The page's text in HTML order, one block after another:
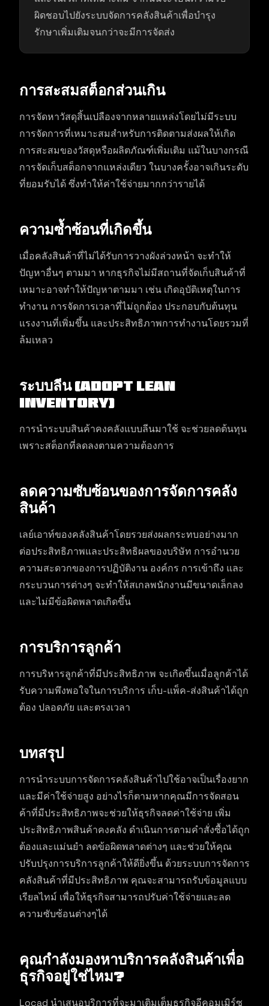
ผิดชอบไปยังระบบจัดการคลังสินค้าเพื่อบำรุง
รักษาเพิ่มเติมจนกว่าจะมีการจัดส่ง
การสะสมสต็อกส่วนเกิน
การจัดหาวัสดุสิ้นเปลืองจากหลายแหล่งโดยไม่มีระบบ
การจัดการที่เหมาะสมสำหรับการติดตามส่งผลให้เกิด
การสะสมของวัสดุหรือผลิตภัณฑ์เพิ่มเติม แม้ในบางกรณี
การจัดเก็บสต็อกจากแหล่งเดียว ในบางครั้งอาจเกินระดับ
ที่ยอมรับได้ ซึ่งทำให้ค่าใช้จ่ายมากกว่ารายได้
ความซ้ำซ้อนที่เกิดขึ้น​
เมื่อคลังสินค้าที่ไม่ได้รับการวางผังล่วงหน้า จะทำให้
ปัญหาอื่นๆ ตามมา หากธุรกิจไม่มีสถานที่จัดเก็บสินค้าที่
เหมาะอาจทำให้ปัญหาตามมา เช่น เกิดอุบัติเหตุในการ
ทำงาน การจัดการเวลาที่ไม่ถูกต้อง ประกอบกับต้นทุน
แรงงานที่เพิ่มขึ้น และประสิทธิภาพการทำงานโดยรวมที่
ล้มเหลว
ระบบลีน (Adopt Lean
Inventory)
การนำระบบสินค้าคงคลังแบบลีนมาใช้ จะช่วยลดต้นทุน
เพราะสต็อกที่ลดลงตามความต้องการ
ลดความซับซ้อนของการจัดการคลัง
สินค้า
เลย์เอาท์ของคลังสินค้าโดยรวยส่งผลกระทบอย่างมาก
ต่อประสิทธิภาพและประสิทธิผลของบริษัท การอำนวย
ความสะดวกของการปฏิบัติงาน องค์กร การเข้าถึง และ
กระบวนการต่างๆ จะทำให้สเกลพนักงานมีขนาดเล็กลง
และไม่มีข้อผิดพลาดเกิดขึ้น
การบริการลูกค้า
การบริหารลูกค้าที่มีประสิทธิภาพ จะเกิดขึ้นเมื่อลูกค้าได้
รับความพึงพอใจในการบริการ เก็บ-แพ็ค-ส่งสินค้าได้ถูก
ต้อง ปลอดภัย และตรงเวลา
บทสรุป
การนำระบบการจัดการคลังสินค้าไปใช้อาจเป็นเรื่องยาก
และมีค่าใช้จ่ายสูง อย่างไรก็ตามหากคุณมีการจัดสอน
ค้าที่มีประสิทธิภาพจะช่วยให้ธุรกิจลดค่าใช้จ่าย เพิ่ม
ประสิทธิภาพสินค้าคงคลัง ดำเนินการตามคำสั่งซื้อได้ถูก
ต้องและแม่นยำ ลดข้อผิดพลาดต่างๆ และช่วยให้คุณ
ปรับปรุงการบริการลูกค้าให้ดียิ่งขึ้น ด้วยระบบการจัดการ
คลังสินค้าที่มีประสิทธิภาพ คุณจะสามารถรับข้อมูลแบบ
เรียลไทม์ เพื่อให้ธุรกิจสามารถปรับค่าใช้จ่ายและลด
ความซับซ้อนต่างๆได้
คุณกำลังมองหาบริการคลังสินค้าเพื่อ
ธุรกิจอยู่ใช่ไหม?
Locad นำเสนอบริการที่จะมาเติมเต็มธุรกิจอีคอมเมิร์ซ